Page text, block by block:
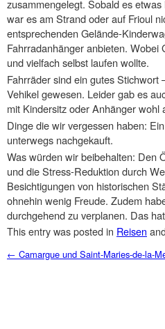
zusammengelegt. Sobald es
war es am Strand oder auf Frioul
entsprechenden Gelände-
Fahrradanhänger anbieten.
und vielfach selbst laufen wollte.
Fahrräder sind ein gutes
Vehikel gewesen. Leider gab es
mit Kindersitz oder Anhänger
Dinge die wir vergessen haben:
unterwegs nachgekauft.
Was würden wir beibehalten: Den
und die Stress-Reduktion durch
Besichtigungen von historischen
ohnehin wenig Freude. Zudem
durchgehend zu verplanen. Das
This entry was posted in Reisen
Post navigation
← Camargue und Saint-Maries-de-la-